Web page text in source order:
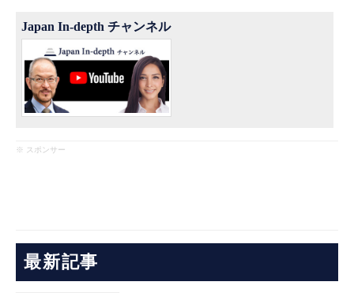
Japan In-depth チャンネル
※ スポンサー
最新記事